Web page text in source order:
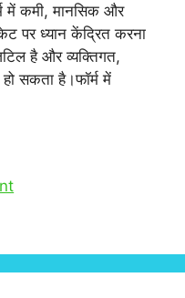
में कमी, मानसिक और
पर ध्यान केंद्रित करना
है और व्यक्तिगत,
सकता है।फॉर्म में